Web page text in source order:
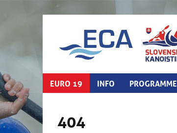
EURO 19 INFO PROGRAMME
404